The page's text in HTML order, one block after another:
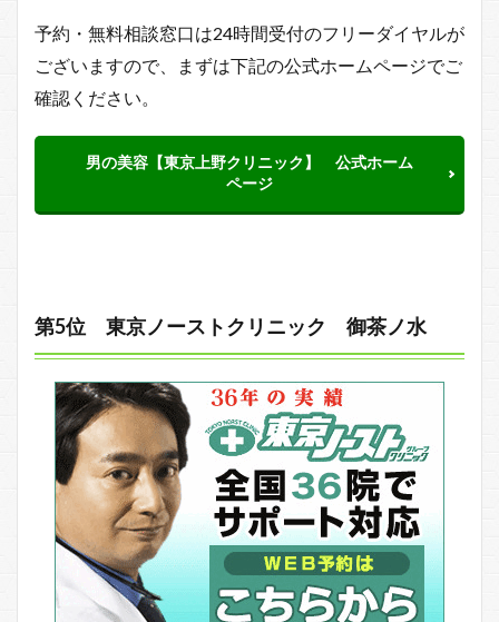
予約・無料相談窓口は24時間受付のフリーダイヤルが
ございますので、まずは下記の公式ホームページでご
確認ください。
男の美容【東京上野クリニック】 公式ホーム
ページ
第5位 東京ノーストクリニック 御茶ノ水